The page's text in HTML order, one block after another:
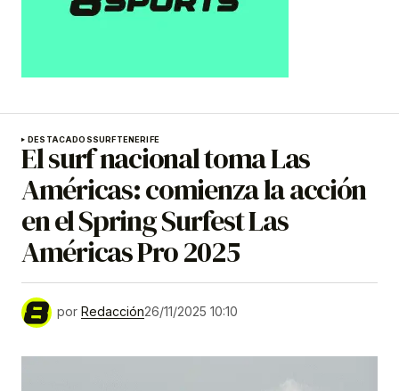
DESTACADOSSURFTENERIFE
El surf nacional toma Las
Américas: comienza la acción
en el Spring Surfest Las
Américas Pro 2025
por Redacción26/11/2025 10:10